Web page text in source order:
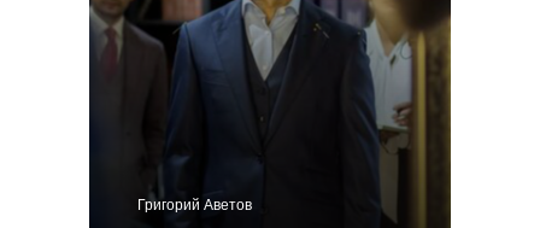
Григорий Аветов